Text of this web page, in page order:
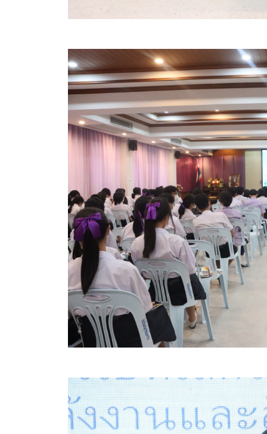
ประกาศแผนการจัดซื้อจัดจ้าง
ประกาศแผนการจัดหาพัสดุ
รายงานผลการจัดซื้อจัดจ้างประจำปีงบประมาณ
สรุปผลการดำเนินงานจัดซื้อจัดจ้างในรอบเดือน (สข
ประกาศผู้ชนะการเสนอราคา
ประกาศราคากลาง
ประกาศเชิญชวนประกวดราคา (e-bidding)
ยกเลิกประกาศเชิญชวน
ยกเลิกประกาศผู้ชนะ
เปลี่ยนแปลงประกาศผู้ชนะ
ประกาศขายทอดตลาดทรัพย์สินประจำปี
ประกาศกำหนดอายุการใช้งานของสินทรัพย์ขององ